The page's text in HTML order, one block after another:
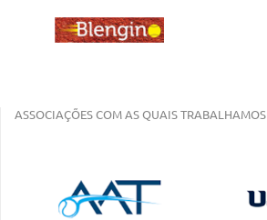
ASSOCIAÇÕES COM AS QUAIS TRABALHAMOS